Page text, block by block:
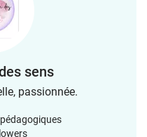
sens
passionnée.